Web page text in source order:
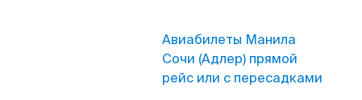
Авиабилеты Манила
Сочи (Адлер) прямой
рейс или с пересадками